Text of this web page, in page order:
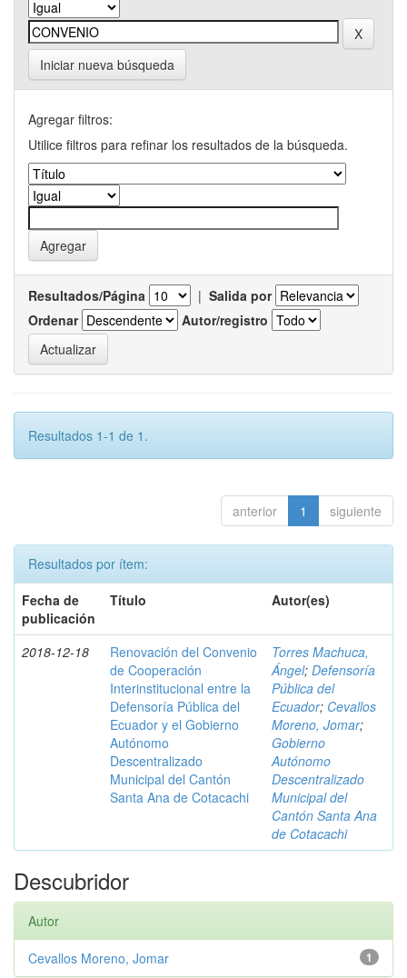
Iniciar nueva búsqueda
Agregar filtros:
Utilice filtros para refinar los resultados de la búsqueda.
Resultados/Página | Salida por
Ordenar
Autor/registro
Resultados 1-1 de 1.
anterior 1 siguiente
Resultados por ítem:
Fecha de
publicación
Título Autor(es)
2018-12-18
Renovación del Convenio
de Cooperación
Interinstitucional entre la
Defensoría Pública del
Ecuador y el Gobierno
Autónomo
Descentralizado
Municipal del Cantón
Santa Ana de Cotacachi
Torres Machuca,
Ángel; Defensoría
Pública del
Ecuador; Cevallos
Moreno, Jomar;
Gobierno
Autónomo
Descentralizado
Municipal del
Cantón Santa Ana
de Cotacachi
Descubridor
Autor
1
Cevallos Moreno, Jomar